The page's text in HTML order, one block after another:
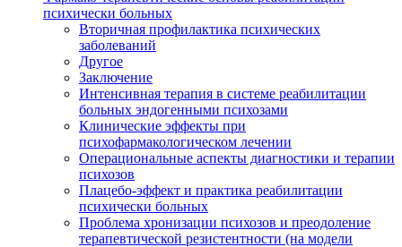
психически больных
Вторичная профилактика психических
заболеваний
Другое
Заключение
Интенсивная терапия в системе реабилитации
больных эндогенными психозами
Клинические эффекты при
психофармакологическом лечении
Операциональные аспекты диагностики и терапии
психозов
Плацебо-эффект и практика реабилитации
психически больных
Проблема хронизации психозов и преодоление
терапевтической резистентности (на модели